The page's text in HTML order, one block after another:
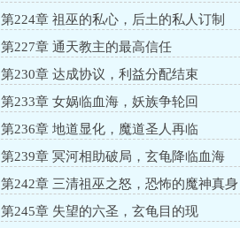
第224章 祖巫的私心，后土的私人订制
第227章 通天教主的最高信任
第230章 达成协议，利益分配结束
第233章 女娲临血海，妖族争轮回
第236章 地道显化，魔道圣人再临
第239章 冥河相助破局，玄龟降临血海
第242章 三清祖巫之怒，恐怖的魔神真身
第245章 失望的六圣，玄龟目的现